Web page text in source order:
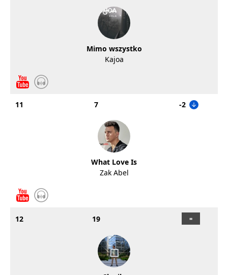
Mimo wszystko
Kajoa
11 7 -2
What Love Is
Zak Abel
12 19